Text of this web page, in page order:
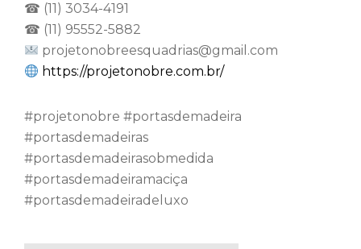
☎ (11) 3034-4191
☎ (11) 95552-5882
projetonobreesquadrias@gmail.com
https://projetonobre.com.br/
⁠#projetonobre #portasdemadeira
#portasdemadeiras
#portasdemadeirasobmedida
#portasdemadeiramaciça
#portasdemadeiradeluxo